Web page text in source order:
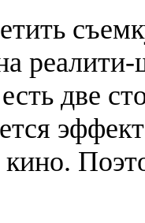
две
кино.